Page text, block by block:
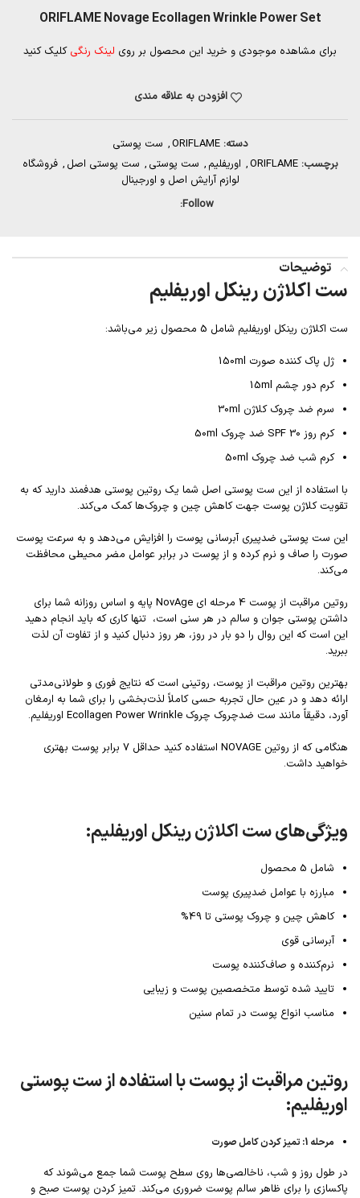
ORIFLAME Novage Ecollagen Wrinkle Power Set
برای مشاهده موجودی و خرید این محصول بر روی لینک رنگی کلیک کنید
افزودن به علاقه مندی
دسته: ORIFLAME
, ست پوستی
برچسب: ORIFLAME
, اوریفلیم , ست پوستی , ست پوستی اصل , فروشگاه
لوازم آرایش اصل و اورجینال
Follow:
توضیحات
ست اکلاژن رینکل اوریفلیم
ست اکلاژن رینکل اوریفلیم شامل 5 محصول زیر می‌باشد:
ژل پاک کننده صورت 150ml
کرم دور چشم 15ml
سرم ضد چروک کلاژن 30ml
کرم روز SPF 30 ضد چروک 50ml
کرم شب ضد چروک 50ml
با استفاده از این ست پوستی اصل شما یک روتین پوستی هدفمند دارید که به
تقویت کلاژن پوست جهت کاهش چین و چروک‌ها کمک می‌کند.
این ست پوستی ضدپیری آبرسانی پوست را افزایش می‌دهد و به سرعت پوست
صورت را صاف و نرم کرده و از پوست در برابر عوامل مضر محیطی محافظت
می‌کند.
روتین مراقبت از پوست 4 مرحله ای NovAge پایه و اساس روزانه شما برای
داشتن پوستی جوان و سالم در هر سنی است، تنها کاری که باید انجام دهید
این است که این روال را دو بار در روز، هر روز دنبال کنید و از تفاوت آن لذت
ببرید.
بهترین روتین مراقبت از پوست، روتینی است که نتایج فوری و طولانی‌مدتی
ارائه دهد و در عین حال تجربه حسی کاملاً لذت‌بخشی را برای شما به ارمغان
آورد، دقیقاً مانند ست ضدچروک چروک Ecollagen Power Wrinkle اوریفلیم.
هنگامی که از روتین NOVAGE استفاده کنید حداقل 7 برابر پوست بهتری
خواهید داشت.
ویژگی‌های ست اکلاژن رینکل اوریفلیم:
شامل 5 محصول
مبارزه با عوامل ضدپیری پوست
کاهش چین و چروک پوستی تا 49%
آبرسانی قوی
نرم‌کننده و صاف‌کننده پوست
تایید شده توسط متخصصین پوست و زیبایی
مناسب انواع پوست در تمام سنین
روتین مراقبت از پوست با استفاده از ست پوستی
اوریفلیم:
مرحله 1: تمیز کردن کامل صورت
در طول روز و شب، ناخالصی‌ها روی سطح پوست شما جمع می‌شوند که
پاکسازی را برای ظاهر سالم پوست ضروری می‌کند. تمیز کردن پوست صبح و